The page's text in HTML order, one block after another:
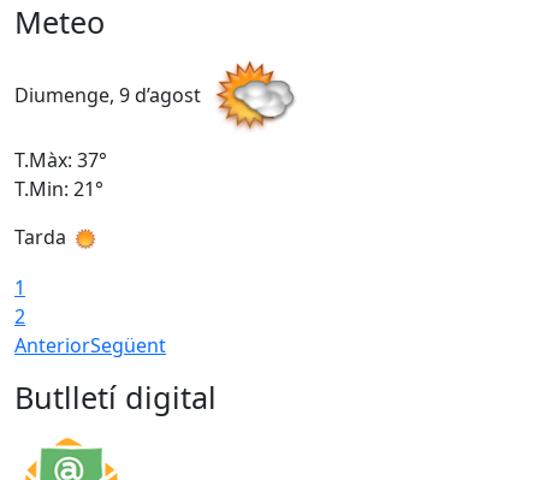
Meteo
Diumenge, 9 d’agost
T.Màx: 37°
T.Min: 21°
Tarda
1
2
AnteriorSegüent
Butlletí digital